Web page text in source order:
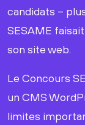
candidats –
SESAME
son site web.
Le Concours
un CMS
limites